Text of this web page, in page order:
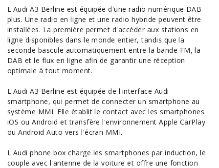
L'Audi A3 Berline est équipée d'une radio numérique DAB
plus. Une radio en ligne et une radiohybride peuvent être
installées. La première permet d'accéder aux stations en
ligne disponibles dans le monde entier, tandis que la
seconde bascule automatiquement entre la bande FM, la
DAB et le flux en ligne afin de garantir une réception
optimale à tout moment.
L'Audi A3 Berline est équipée de l'interface Audi
smartphone, qui permet de connecter un smartphone au
système MMI. Elle établit le contact avec les smartphones
iOS ou Android et transfère l'environnement Apple CarPlay
ou AndroidAuto vers l'écran MMI.
L'Audi phone box charge les smartphones par induction, le
couple avec l'antenne de la voiture et offre une fonction